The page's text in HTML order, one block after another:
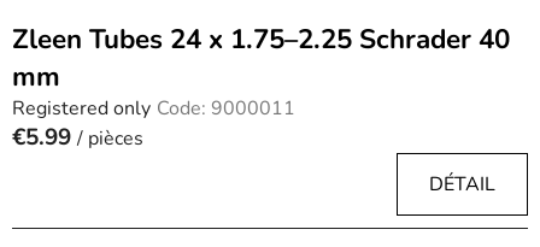
Zleen Tubes 24 x 1.75–2.25 Schrader 40
mm
Registered only Code: 9000011
€5.99 / pièces
DÉTAIL